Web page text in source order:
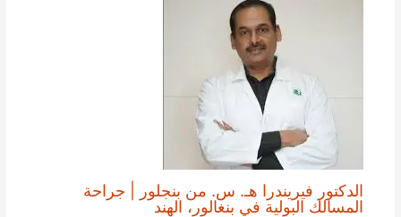
الدكتور فيريندرا هـ. س. من بنجلور | جراحة
المسالك البولية في بنغالور، الهند